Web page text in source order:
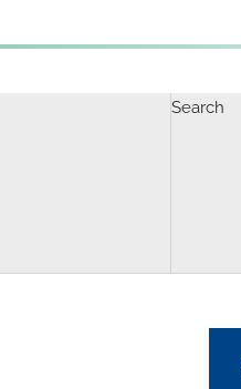
Search